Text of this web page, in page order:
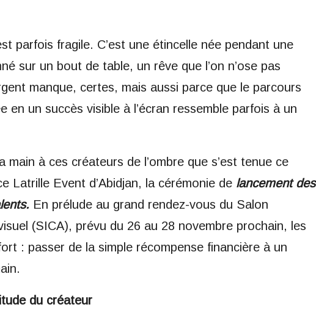
parfois fragile. C’est une étincelle née pendant une
sur un bout de table, un rêve que l’on n’ose pas
manque, certes, mais aussi parce que le parcours
en un succès visible à l’écran ressemble parfois à un
main à ces créateurs de l’ombre que s’est tenue ce
Latrille Event d’Abidjan, la cérémonie de lancement des
En prélude au grand rendez-vous du Salon
(SICA), prévu du 26 au 28 novembre prochain, les
: passer de la simple récompense financière à un
du créateur